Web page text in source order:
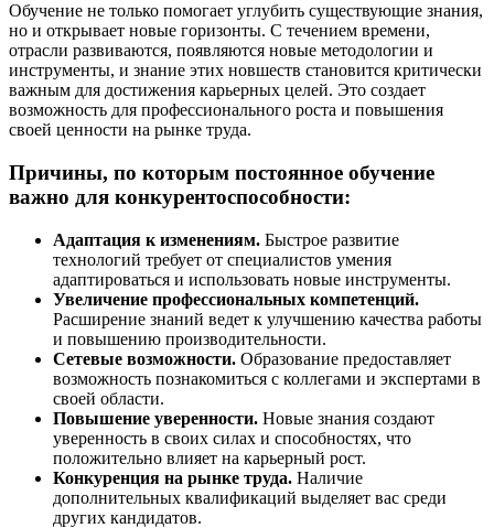
Обучение не только помогает углубить существующие знания,
но и открывает новые горизонты. С течением времени,
отрасли развиваются, появляются новые методологии и
инструменты, и знание этих новшеств становится критически
важным для достижения карьерных целей. Это создает
возможность для профессионального роста и повышения
своей ценности на рынке труда.
Причины, по которым постоянное обучение
важно для конкурентоспособности:
Адаптация к изменениям. Быстрое развитие
технологий требует от специалистов умения
адаптироваться и использовать новые инструменты.
Увеличение профессиональных компетенций.
Расширение знаний ведет к улучшению качества работы
и повышению производительности.
Сетевые возможности. Образование предоставляет
возможность познакомиться с коллегами и экспертами в
своей области.
Повышение уверенности. Новые знания создают
уверенность в своих силах и способностях, что
положительно влияет на карьерный рост.
Конкуренция на рынке труда. Наличие
дополнительных квалификаций выделяет вас среди
других кандидатов.